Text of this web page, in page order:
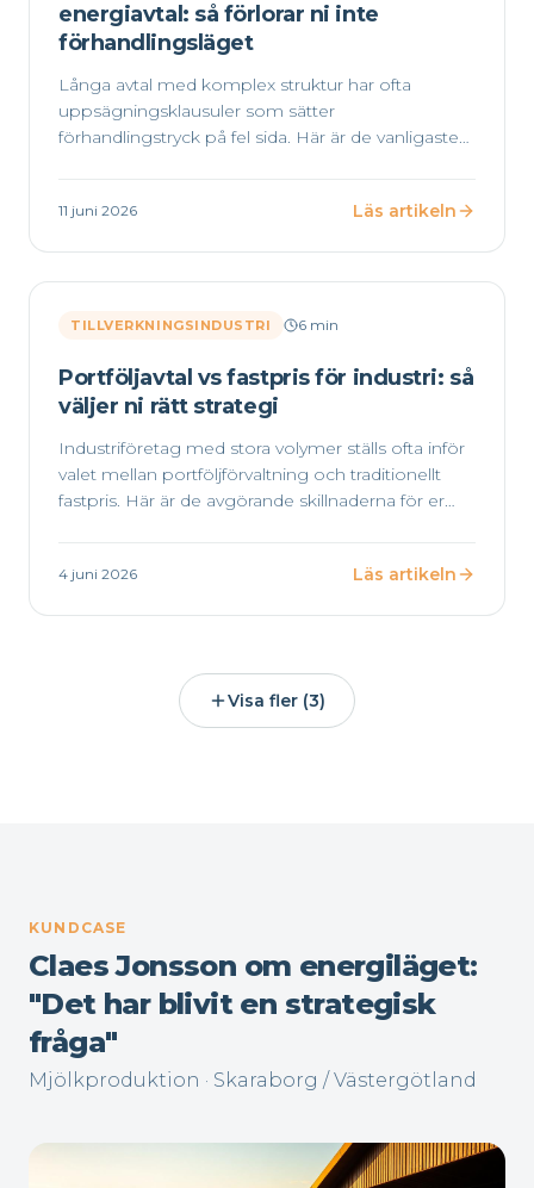
energiavtal: så förlorar ni inte
förhandlingsläget
Långa avtal med komplex struktur har ofta
uppsägningsklausuler som sätter
förhandlingstryck på fel sida. Här är de vanligaste
11 juni 2026 Läs artikeln
TILLVERKNINGSINDUSTRI 6min
Portföljavtal vs fastpris för industri: så
väljer ni rätt strategi
Industriföretag med stora volymer ställs ofta inför
valet mellan portföljförvaltning och traditionellt
fastpris. Här är de avgörande skillnaderna för er
4 juni 2026 Läs artikeln
Visa fler (3)
KUNDCASE
Claes Jonsson om energiläget:
"Det har blivit en strategisk
fråga"
Mjölkproduktion · Skaraborg / Västergötland